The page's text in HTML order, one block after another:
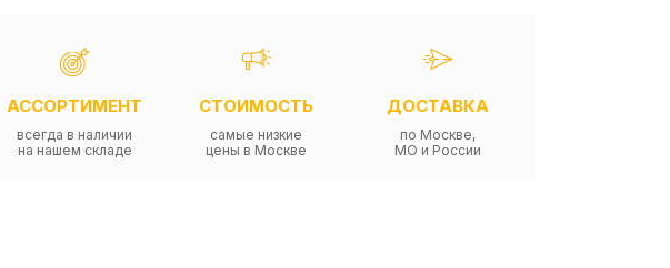
АССОРТИМЕНТ
всегда в наличии
на нашем складе
СТОИМОСТЬ
самые низкие
цены в Москве
ДОСТАВКА
по Москве,
МО и России